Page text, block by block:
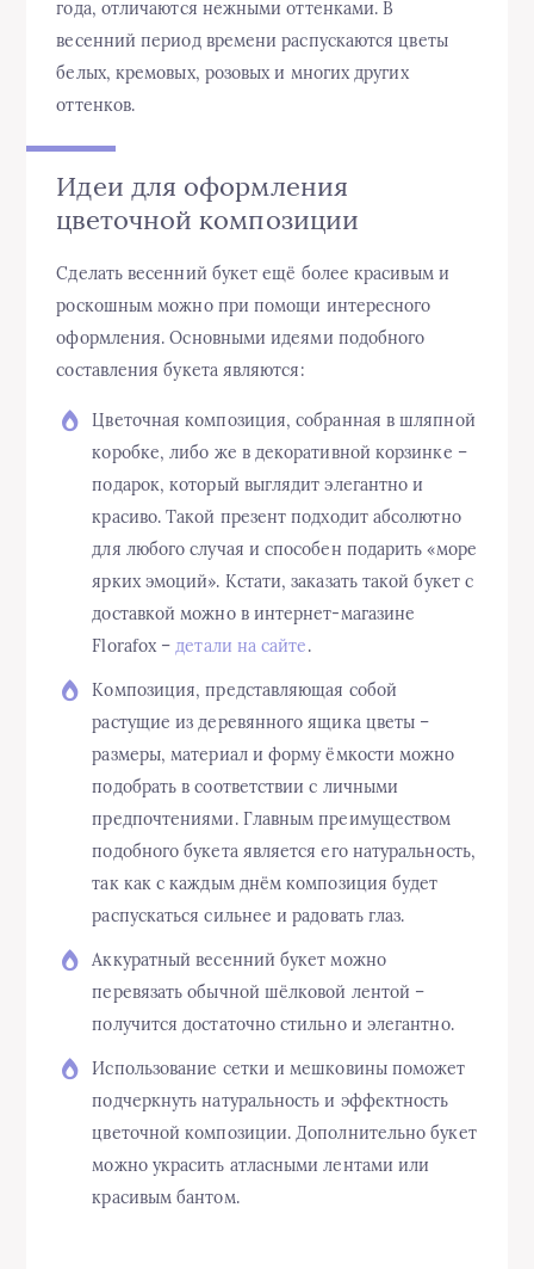
года, отличаются нежными оттенками. В
весенний период времени распускаются цветы
белых, кремовых, розовых и многих других
оттенков.
Идеи для оформления
цветочной композиции
Сделать весенний букет ещё более красивым и
роскошным можно при помощи интересного
оформления. Основными идеями подобного
составления букета являются:
Цветочная композиция, собранная в шляпной
коробке, либо же в декоративной корзинке –
подарок, который выглядит элегантно и
красиво. Такой презент подходит абсолютно
для любого случая и способен подарить «море
ярких эмоций». Кстати, заказать такой букет с
доставкой можно в интернет-магазине
Florafox –детали на сайте.
Композиция, представляющая собой
растущие из деревянного ящика цветы –
размеры, материал и форму ёмкости можно
подобрать в соответствии с личными
предпочтениями. Главным преимуществом
подобного букета является его натуральность,
так как с каждым днём композиция будет
распускаться сильнее и радовать глаз.
Аккуратный весенний букет можно
перевязать обычной шёлковой лентой –
получится достаточно стильно и элегантно.
Использование сетки и мешковины поможет
подчеркнуть натуральность и эффектность
цветочной композиции. Дополнительно букет
можно украсить атласными лентами или
красивым бантом.